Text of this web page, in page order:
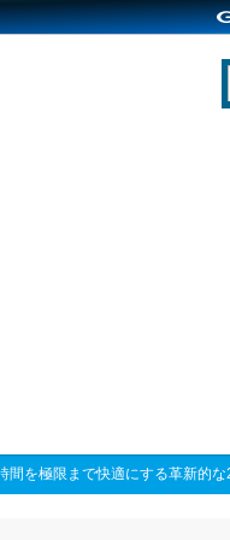
間を極限まで快適にする革新的